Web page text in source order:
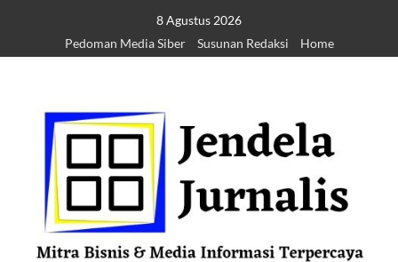
8 Agustus 2026
Pedoman Media Siber
Susunan Redaksi Home